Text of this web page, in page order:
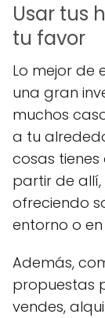
Usar tus
tu favor
Lo mejor de
una gran
muchos
a tu
cosas
partir de
ofreciendo
entorno o
Además,
propuestas
vendes,